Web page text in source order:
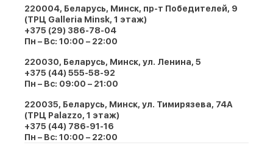
220004, Беларусь, Минск, пр-т Победителей, 9
(ТРЦ Galleria Minsk, 1 этаж)
+375 (29) 386-78-04
Пн – Вс: 10:00 – 22:00
220030, Беларусь, Минск, ул. Ленина, 5
+375 (44) 555-58-92
Пн – Вс: 09:00 – 21:00
220035, Беларусь, Минск, ул. Тимирязева, 74A
(ТРЦ Palazzo, 1 этаж)
+375 (44) 786-91-16
Пн – Вс: 10:00 – 22:00